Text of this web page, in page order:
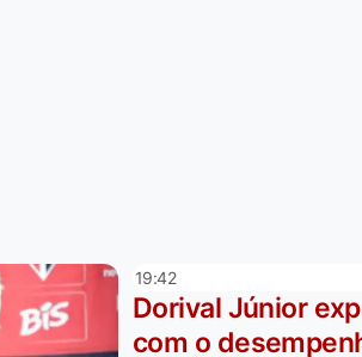
19:42
Dorival Júnior
com o